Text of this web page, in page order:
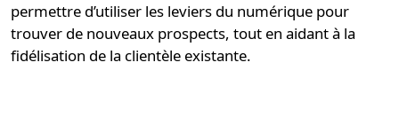
permettre d’utiliser les leviers du numérique pour
trouver de nouveaux prospects, tout en aidant à la
fidélisation de la clientèle existante.